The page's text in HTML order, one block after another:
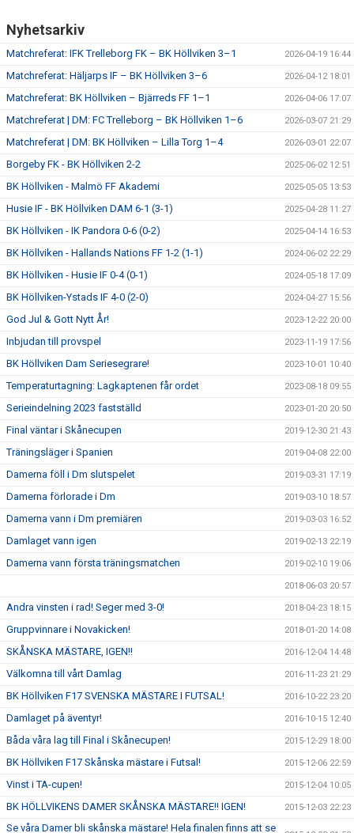
Nyhetsarkiv
Matchreferat: IFK Trelleborg FK – BK Höllviken 3–1 2026-04-19 16:44
Matchreferat: Häljarps IF – BK Höllviken 3–6 2026-04-12 18:01
Matchreferat: BK Höllviken – Bjärreds FF 1–1 2026-04-06 17:07
Matchreferat | DM: FC Trelleborg – BK Höllviken 1–6 2026-03-07 21:29
Matchreferat | DM: BK Höllviken – Lilla Torg 1–4 2026-03-01 22:07
Borgeby FK - BK Höllviken 2-2 2025-06-02 12:51
BK Höllviken - Malmö FF Akademi 2025-05-05 13:53
Husie IF - BK Höllviken DAM 6-1 (3-1) 2025-04-28 11:27
BK Höllviken - IK Pandora 0-6 (0-2) 2025-04-14 16:53
BK Höllviken - Hallands Nations FF 1-2 (1-1) 2024-06-02 22:29
BK Höllviken - Husie IF 0-4 (0-1) 2024-05-18 17:09
BK Höllviken-Ystads IF 4-0 (2-0) 2024-04-27 15:56
God Jul & Gott Nytt År! 2023-12-22 20:00
Inbjudan till provspel 2023-11-19 17:56
BK Höllviken Dam Seriesegrare! 2023-10-01 10:40
Temperaturtagning: Lagkaptenen får ordet 2023-08-18 09:55
Serieindelning 2023 fastställd 2023-01-20 20:50
Final väntar i Skånecupen 2019-12-30 21:43
Träningsläger i Spanien 2019-04-08 22:00
Damerna föll i Dm slutspelet 2019-03-31 17:19
Damerna förlorade i Dm 2019-03-10 18:57
Damerna vann i Dm premiären 2019-03-03 16:52
Damlaget vann igen 2019-02-13 22:19
Damerna vann första träningsmatchen 2019-02-10 19:06
2018-06-03 20:57
Andra vinsten i rad! Seger med 3-0! 2018-04-23 18:15
Gruppvinnare i Novakicken! 2018-01-20 14:08
SKÅNSKA MÄSTARE, IGEN!! 2016-12-04 14:48
Välkomna till vårt Damlag 2016-11-23 21:29
BK Höllviken F17 SVENSKA MÄSTARE I FUTSAL! 2016-10-22 23:20
Damlaget på äventyr! 2016-10-15 12:40
Båda våra lag till Final i Skånecupen! 2015-12-29 18:00
BK Höllviken F17 Skånska mästare i Futsal! 2015-12-06 22:59
Vinst i TA-cupen! 2015-12-04 10:05
BK HÖLLVIKENS DAMER SKÅNSKA MÄSTARE!! IGEN! 2015-12-03 22:23
Se våra Damer bli skånska mästare! Hela finalen finns att se